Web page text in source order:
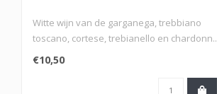
Witte wijn van de garganega, trebbiano
toscano, cortese, trebianello en chardonn..
€10,50